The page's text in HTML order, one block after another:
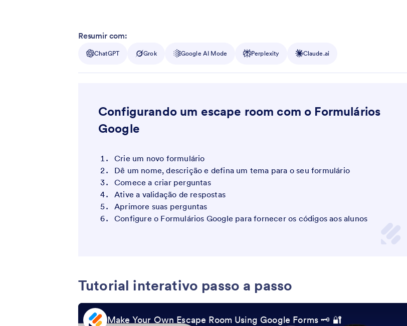
Resumir com:
ChatGPT Grok Google AI Mode Perplexity Claude.ai
Configurando um escape room com o Formulários
Google
Crie um novo formulário
Dê um nome, descrição e defina um tema para o seu formulário
Comece a criar perguntas
Ative a validação de respostas
Aprimore suas perguntas
Configure o Formulários Google para fornecer os códigos aos alunos
Tutorial interativo passo a passo
Make Your Own Escape Room Using Google Forms 🗝️ 🔐